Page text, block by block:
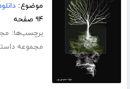
موضوع:
۹۴ صفحه
برچسب‌ها:
مجموعه